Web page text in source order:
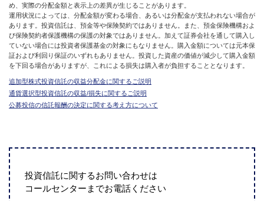
め、実際の分配金額と表示上の差異が生じることがあります。
運用状況によっては、分配金額が変わる場合、あるいは分配金が支払われない場合が
あります。投資信託は、預金等や保険契約ではありません。また、預金保険機構およ
び保険契約者保護機構の保護の対象ではありません。加えて証券会社を通して購入し
ていない場合には投資者保護基金の対象にもなりません。購入金額については元本保
証および利回り保証のいずれもありません。投資した資産の価値が減少して購入金額
を下回る場合がありますが、これによる損失は購入者が負担することとなります。
追加型株式投資信託の収益分配金に関するご説明
通貨選択型投資信託の収益/損失に関するご説明
公募投信の信託報酬の決定に関する考え方について
投資信託に関するお問い合わせは
コールセンターまでお電話ください